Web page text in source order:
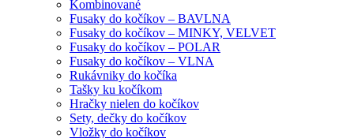
Kombinované
Fusaky do kočíkov – BAVLNA
Fusaky do kočíkov – MINKY, VELVET
Fusaky do kočíkov – POLAR
Fusaky do kočíkov – VLNA
Rukávniky do kočíka
Tašky ku kočíkom
Hračky nielen do kočíkov
Sety, dečky do kočíkov
Vložky do kočíkov